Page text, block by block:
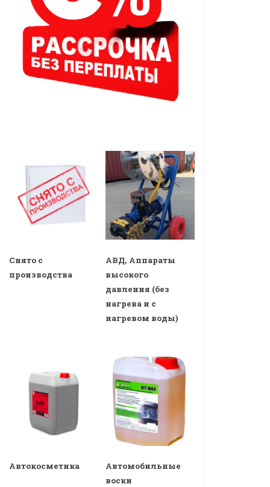
Снято с
производства
АВД, Аппараты
высокого
давления (без
нагрева и с
нагревом воды)
Автокосметика
Автомобильные
воски